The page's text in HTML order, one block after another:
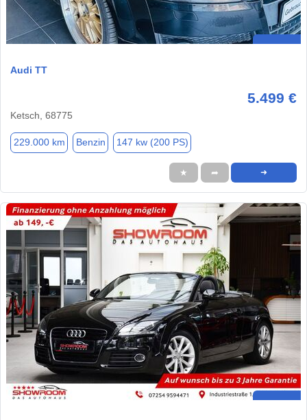
Audi TT
5.499 €
Ketsch, 68775
229.000 km Benzin 147 kw (200 PS)
★ ➦ ➜